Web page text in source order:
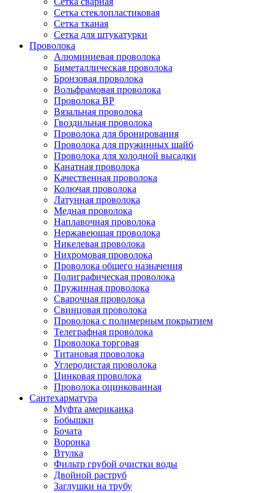
Сетка стеклопластиковая
Сетка тканая
Сетка для штукатурки
Проволока
Алюминиевая проволока
Биметаллическая проволока
Бронзовая проволока
Вольфрамовая проволока
Проволока ВР
Вязальная проволока
Гвоздильная проволока
Проволока для бронирования
Проволока для пружинных шайб
Проволока для холодной высадки
Канатная проволока
Качественная проволока
Колючая проволока
Латунная проволока
Медная проволока
Наплавочная проволока
Нержавеющая проволока
Никелевая проволока
Нихромовая проволока
Проволока общего назначения
Полиграфическая проволока
Пружинная проволока
Сварочная проволока
Свинцовая проволока
Проволока с полимерным покрытием
Телеграфная проволока
Проволока торговая
Титановая проволока
Углеродистая проволока
Цинковая проволока
Проволока оцинкованная
Сантехарматура
Муфта американка
Бобышки
Бочата
Воронка
Втулка
Фильтр грубой очистки воды
Двойной раструб
Заглушки на трубу